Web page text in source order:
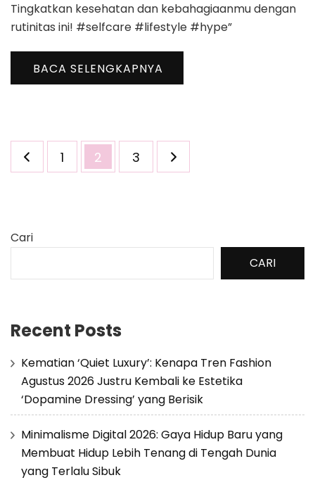
Tingkatkan kesehatan dan kebahagiaanmu dengan
rutinitas ini! #selfcare #lifestyle #hype”
BACA SELENGKAPNYA
Paginasi
pos Halaman
1 Halaman
2 Halaman
3
Cari
CARI
Recent Posts
Kematian ‘Quiet Luxury’: Kenapa Tren Fashion
Agustus 2026 Justru Kembali ke Estetika
‘Dopamine Dressing’ yang Berisik
Minimalisme Digital 2026: Gaya Hidup Baru yang
Membuat Hidup Lebih Tenang di Tengah Dunia
yang Terlalu Sibuk